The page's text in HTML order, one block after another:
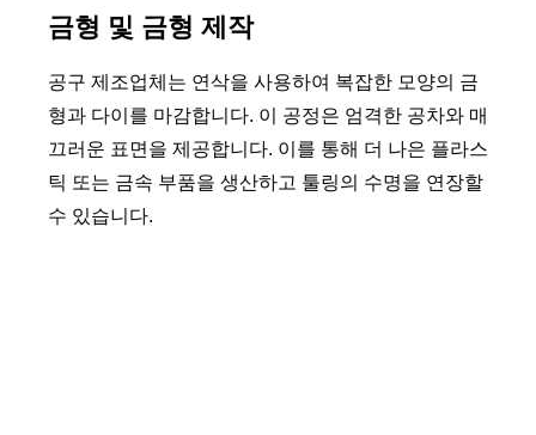
금형 및 금형 제작
공구 제조업체는 연삭을 사용하여 복잡한 모양의 금
형과 다이를 마감합니다. 이 공정은 엄격한 공차와 매
끄러운 표면을 제공합니다. 이를 통해 더 나은 플라스
틱 또는 금속 부품을 생산하고 툴링의 수명을 연장할
수 있습니다.